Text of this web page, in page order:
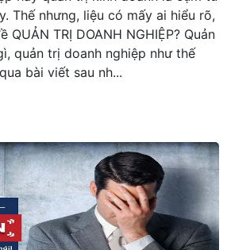
Thế nhưng, liệu có mấy ai hiểu rõ,
QUẢN TRỊ DOANH NGHIỆP? Quản
quản trị doanh nghiệp như thế
bài viết sau nh...